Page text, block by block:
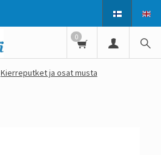
0
Kierreputket ja osat musta